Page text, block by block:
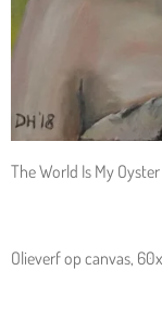
The World Is My
Olieverf op canvas,